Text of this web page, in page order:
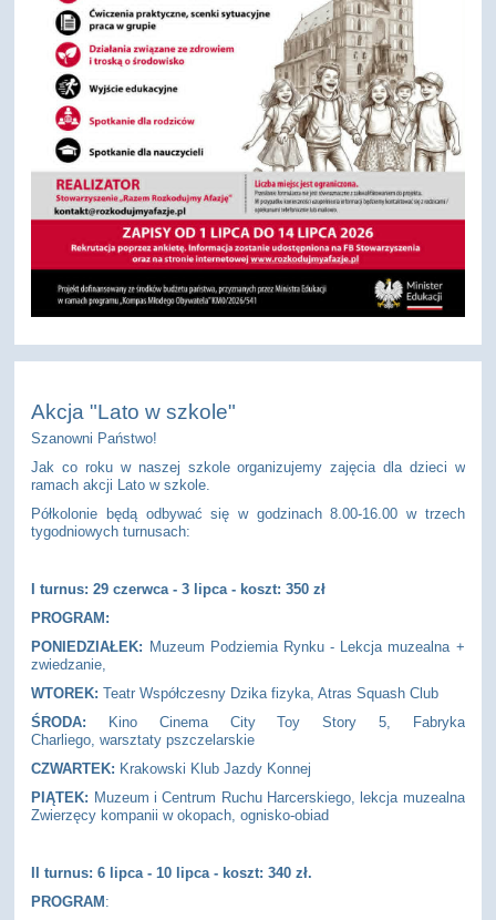
Akcja "Lato w szkole"
Szanowni Państwo!
Jak co roku w naszej szkole organizujemy zajęcia dla dzieci w
ramach akcji Lato w szkole.
Półkolonie będą odbywać się w godzinach 8.00-16.00 w trzech
tygodniowych turnusach:
I turnus: 29 czerwca - 3 lipca - koszt: 350 zł
PROGRAM:
PONIEDZIAŁEK: Muzeum Podziemia Rynku - Lekcja muzealna +
zwiedzanie,
WTOREK:Teatr Współczesny Dzika fizyka, Atras Squash Club
ŚRODA: Kino Cinema City Toy Story 5, Fabryka
Charliego, warsztaty pszczelarskie
CZWARTEK: Krakowski Klub Jazdy Konnej
PIĄTEK: Muzeum i Centrum Ruchu Harcerskiego, lekcja muzealna
Zwierzęcy kompanii w okopach, ognisko-obiad
II turnus: 6 lipca - 10 lipca - koszt: 340 zł.
PROGRAM :